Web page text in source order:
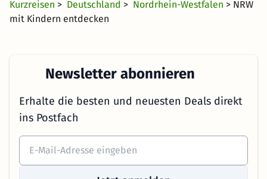
Kurzreisen > Deutschland > Nordrhein-Westfalen > NRW
mit Kindern entdecken
Newsletter abonnieren
Erhalte die besten und neuesten Deals direkt
ins Postfach